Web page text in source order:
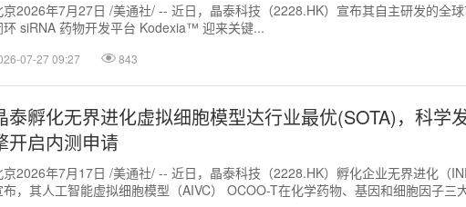
京2026年7月27日 /美通社/ -- 近日，晶泰科技（2228.HK）宣布其自主研发的全
环 siRNA 药物开发平台 Kodexia™ 迎来关键...
07-27 09:27 843
泰孵化无界进化虚拟细胞模型达行业最优(SOTA)，科学
开启内测申请
京2026年7月17日 /美通社/ -- 近日，晶泰科技（2228.HK）孵化企业无界进化（
布，其人工智能虚拟细胞模型（AIVC） OCOO-T在化学药物、基因和细胞因子三